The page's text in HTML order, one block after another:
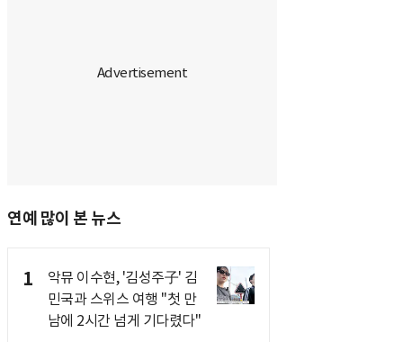
연예 많이 본 뉴스
1
악뮤 이수현, '김성주子' 김
민국과 스위스 여행 "첫 만
남에 2시간 넘게 기다렸다"